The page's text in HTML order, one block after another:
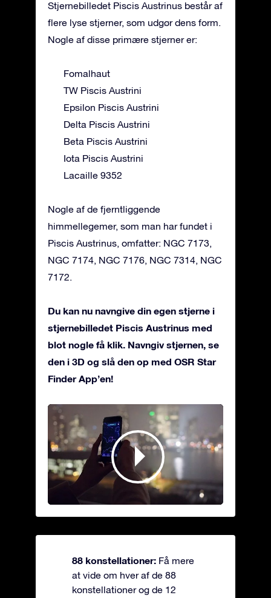
Stjernebilledet Piscis Austrinus består af
flere lyse stjerner, som udgør dens form.
Nogle af disse primære stjerner er:
Fomalhaut
TW Piscis Austrini
Epsilon Piscis Austrini
Delta Piscis Austrini
Beta Piscis Austrini
Iota Piscis Austrini
Lacaille 9352
Nogle af de fjerntliggende
himmellegemer, som man har fundet i
Piscis Austrinus, omfatter: NGC 7173,
NGC 7174, NGC 7176, NGC 7314, NGC
7172.
Du kan nu navngive din egen stjerne i
stjernebilledet Piscis Austrinus med
blot nogle få klik. Navngiv stjernen, se
den i 3D og slå den op med OSR Star
Finder App’en!
88 konstellationer: Få mere
at vide om hver af de 88
konstellationer og de 12